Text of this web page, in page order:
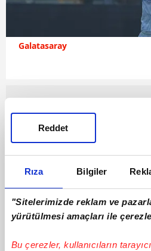
Rıza Bilgiler
"Sitelerimizde reklam ve
yürütülmesi amaçları ile
Bu çerezler, kullanıcıların
Reddet
Galatasaray